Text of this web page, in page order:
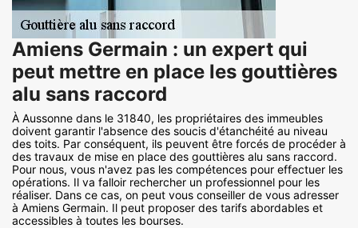
Amiens Germain : un expert qui
peut mettre en place les gouttières
alu sans raccord
À Aussonne dans le 31840, les propriétaires des immeubles
doivent garantir l'absence des soucis d'étanchéité au niveau
des toits. Par conséquent, ils peuvent être forcés de procéder à
des travaux de mise en place des gouttières alu sans raccord.
Pour nous, vous n'avez pas les compétences pour effectuer les
opérations. Il va falloir rechercher un professionnel pour les
réaliser. Dans ce cas, on peut vous conseiller de vous adresser
à Amiens Germain. Il peut proposer des tarifs abordables et
accessibles à toutes les bourses.